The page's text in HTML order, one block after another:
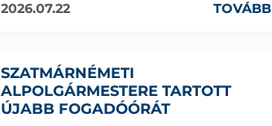
2026.07.22
TOVÁBB
SZATMÁRNÉMETI
ALPOLGÁRMESTERE TARTOTT
ÚJABB FOGADÓÓRÁT